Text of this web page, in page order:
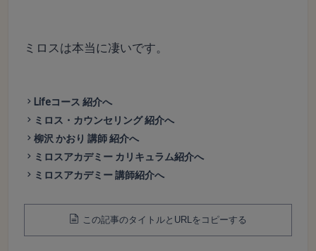
ミロスは本当に凄いです。
Lifeコース 紹介へ
ミロス・カウンセリング 紹介へ
柳沢 かおり 講師 紹介へ
ミロスアカデミー カリキュラム紹介へ
ミロスアカデミー 講師紹介へ
この記事のタイトルとURLをコピーする